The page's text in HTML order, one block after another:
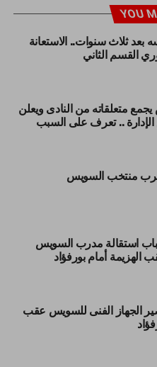
YOU
بعد ثلاث سنوات.. الاستعانة
القسم الثاني
متعلقاته من النادى ويعلن
.. تعرف على السبب
منتخب السويس
استقالة مدرب السويس
أمام بورفؤاد
الجهاز الفنى للسويس عقب